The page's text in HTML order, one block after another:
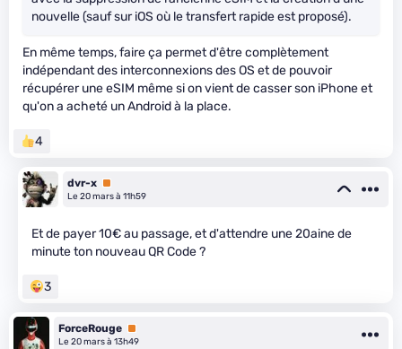
nouvelle (sauf sur iOS où le transfert rapide est proposé).
En même temps, faire ça permet d'être complètement
indépendant des interconnexions des OS et de pouvoir
récupérer une eSIM même si on vient de casser son iPhone et
qu'on a acheté un Android à la place.
4
dvr-x Premium
Le 20 mars à 11h59
Et de payer 10€ au passage, et d'attendre une 20aine de
minute ton nouveau QR Code ?
3
ForceRouge Premium
Le 20 mars à 13h49